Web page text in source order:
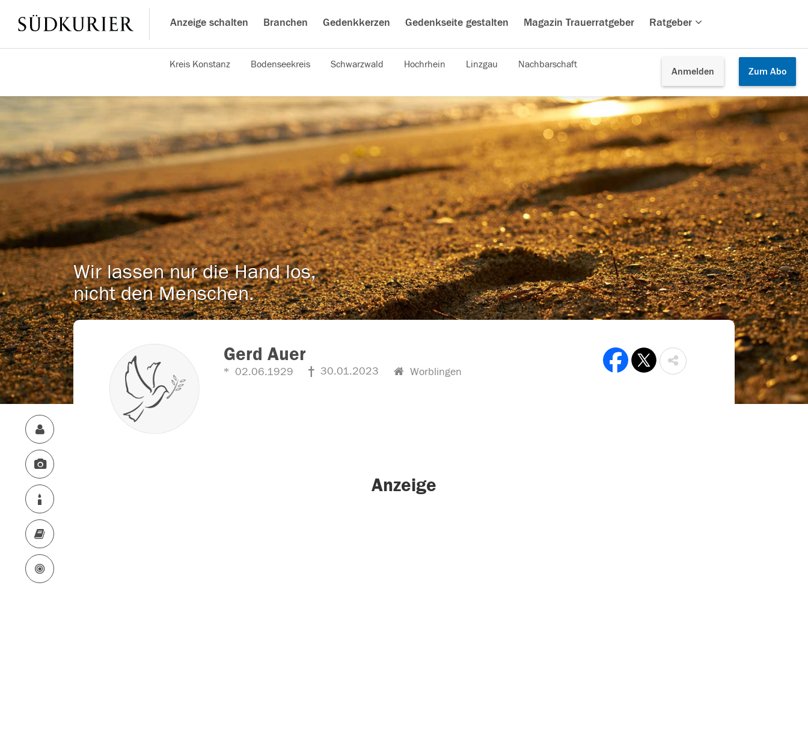
Anzeige schalten Branchen Gedenkkerzen Gedenkseite gestalten Magazin Trauerratgeber Ratgeber
Anmelden Zum Abo
Kreis Konstanz Bodenseekreis Schwarzwald Hochrhein Linzgau Nachbarschaft
Wir lassen nur die Hand los,
nicht den Menschen.
Gerd Auer
02.06.1929 30.01.2023 Worblingen
Anzeige